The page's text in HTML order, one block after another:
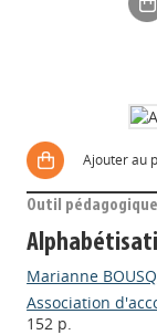
Ajouter au
Outil pédagogique
Marianne
Association
152 p.